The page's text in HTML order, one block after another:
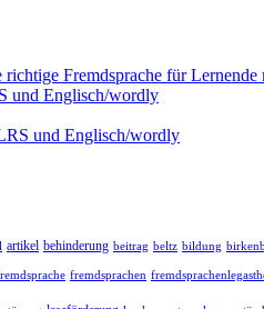
Fremdsprache für Lernende
und Englisch/wordly
und Englisch/wordly
artikel behinderung beitrag beltz bildung
fremdsprachen